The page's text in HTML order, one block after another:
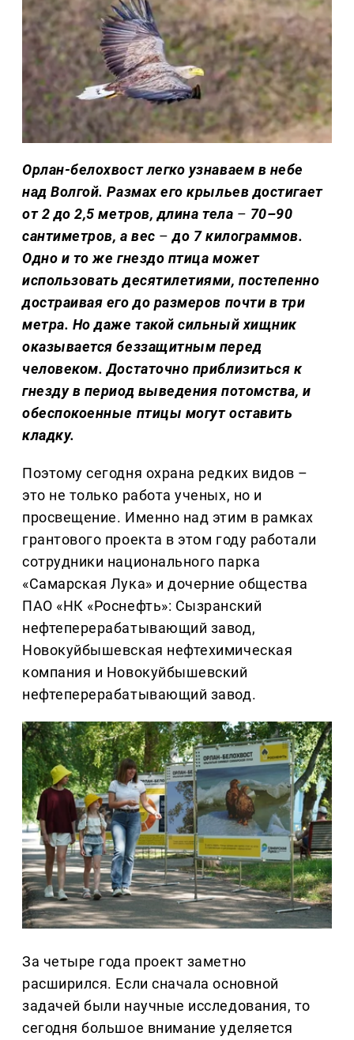
Орлан-белохвост легко узнаваем в небе
над Волгой. Размах его крыльев достигает
от 2 до 2,5 метров, длина тела – 70–90
сантиметров, а вес – до 7 килограммов.
Одно и то же гнездо птица может
использовать десятилетиями, постепенно
достраивая его до размеров почти в три
метра. Но даже такой сильный хищник
оказывается беззащитным перед
человеком. Достаточно приблизиться к
гнезду в период выведения потомства, и
обеспокоенные птицы могут оставить
кладку.
Поэтому сегодня охрана редких видов –
это не только работа ученых, но и
просвещение. Именно над этим в рамках
грантового проекта в этом году работали
сотрудники национального парка
«Самарская Лука» и дочерние общества
ПАО «НК «Роснефть»: Сызранский
нефтеперерабатывающий завод,
Новокуйбышевская нефтехимическая
компания и Новокуйбышевский
нефтеперерабатывающий завод.
За четыре года проект заметно
расширился. Если сначала основной
задачей были научные исследования, то
сегодня большое внимание уделяется